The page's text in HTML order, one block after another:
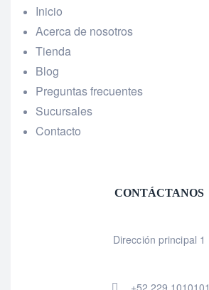
Inicio
Acerca de nosotros
Tienda
Blog
Preguntas frecuentes
Sucursales
Contacto
CONTÁCTANOS
Dirección principal 1
+52 229 1010101